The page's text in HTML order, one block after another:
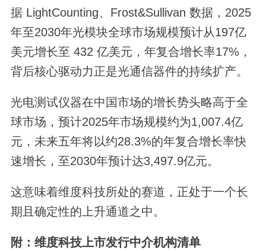
据 LightCounting、Frost&Sullivan 数据，2025
年至2030年光模块全球市场规模预计从197亿
美元增长至 432 亿美元，年复合增长率17%，
背后核心驱动力正是光通信器件的持续扩产。
光电测试仪器在中国市场的增长势头略高于全
球市场，预计2025年市场规模约为1,007.4亿
元，未来五年将以约28.3%的年复合增长率快
速增长，至2030年预计达3,497.9亿元。
这意味着维度科技所处的赛道，正处于一个长
期且确定性的上升通道之中。
附：维度科技上市发行中介机构清单